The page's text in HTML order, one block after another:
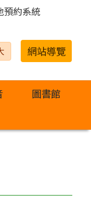
預約系統
網站導覽
圖書館